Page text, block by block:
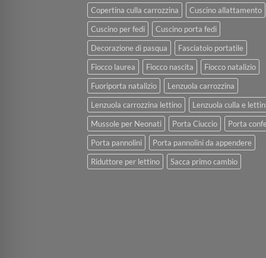
Copertina culla carrozzina
Cuscino allattamento
Cuscino per fedi
Cuscino porta fedi
Decorazione di pasqua
Fasciatoio portatile
Fiocco laurea
Fiocco nascita
Fiocco natalizio
Fuoriporta natalizio
Lenzuola carrozzina
Lenzuola carrozzina lettino
Lenzuola culla e
Mussole per Neonati
Porta Ciuccio
Porta
Porta pannolini
Porta pannolini da appendere
Riduttore per lettino
Sacca primo cambio